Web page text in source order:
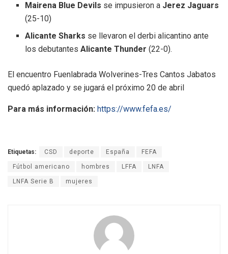
Mairena Blue Devils se impusieron a Jerez Jaguars
(25-10)
Alicante Sharks se llevaron el derbi alicantino ante
los debutantesAlicante Thunder (22-0).
El encuentro Fuenlabrada Wolverines-Tres Cantos Jabatos
quedó aplazado y se jugará el próximo 20 de abril
Para más información: https://www.fefa.es/
Etiquetas: CSD deporte España FEFA
Fútbol americano hombres LFFA LNFA
LNFA Serie B mujeres